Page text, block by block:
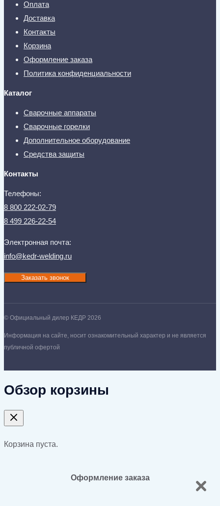
Оплата
Доставка
Контакты
Корзина
Оформление заказа
Политика конфиденциальности
Каталог
Сварочные аппараты
Сварочные горелки
Дополнительное оборудование
Средства защиты
Контакты
Телефоны:
8 800 222-02-79
8 499 226-22-54
Электронная почта:
info@kedr-welding.ru
Заказать звонок
© Официальный дилер КЕДР 2026
Информация на сайте, носит ознакомительный характер и не является
публичной офертой
Обзор корзины
Корзина пуста.
Оформление заказа